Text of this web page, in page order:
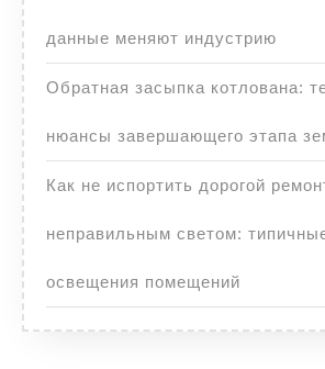
данные меняют индустрию
Обратная засыпка котлована:
нюансы завершающего этапа
Как не испортить дорогой
неправильным светом:
освещения помещений